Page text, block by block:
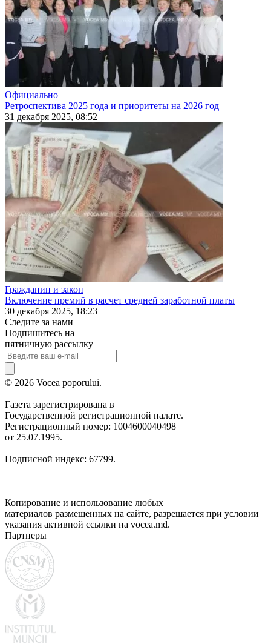
Официально
Ретроспектива 2025 года и приоритеты на 2026 год
31 декабря 2025, 08:52
Гражданин и закон
Включение премий в расчет средней заработной платы
30 декабря 2025, 18:23
Следите за нами
Подпишитесь на
пятничную рассылку
© 2026 Vocea poporului.
Газета зарегистрирована в
Государственной регистрационной палате.
Регистрационный номер: 1004600040498
от 25.07.1995.
Подписной индекс: 67799.
Копирование и использование любых
материалов размещенных на сайте, разрешается при условии
указания активной ссылки на vocea.md.
Партнеры